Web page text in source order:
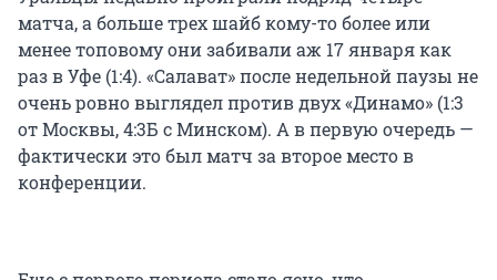
матча, а больше трех шайб кому-то более или
менее топовому они забивали аж 17 января как
раз в Уфе (1:4). «Салават» после недельной паузы не
очень ровно выглядел против двух «Динамо» (1:3
от Москвы, 4:3Б с Минском). А в первую очередь —
фактически это был матч за второе место в
конференции.